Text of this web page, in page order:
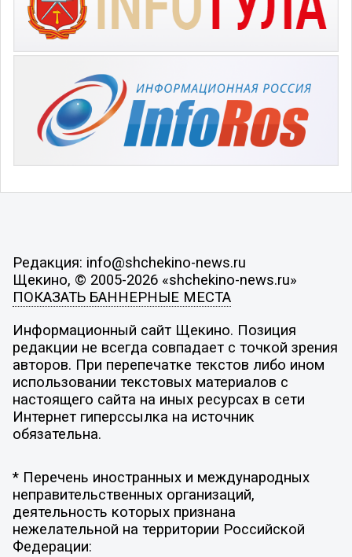
Редакция: info@shchekino-news.ru
Щекино, © 2005-2026 «shchekino-news.ru»
ПОКАЗАТЬ БАННЕРНЫЕ МЕСТА
Информационный сайт Щекино. Позиция
редакции не всегда совпадает с точкой зрения
авторов. При перепечатке текстов либо ином
использовании текстовых материалов с
настоящего сайта на иных ресурсах в сети
Интернет гиперссылка на источник
обязательна.
* Перечень иностранных и международных
неправительственных организаций,
деятельность которых признана
нежелательной на территории Российской
Федерации: